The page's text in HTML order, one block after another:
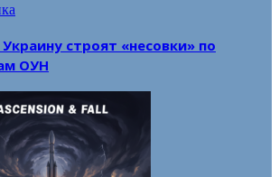
строят «несовки» по
ОУН